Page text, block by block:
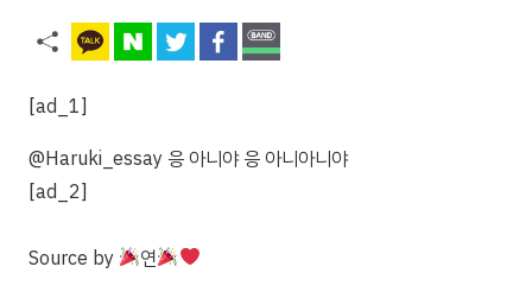
[ad_1]
@Haruki_essay 응 아니야 응 아니아니야
[ad_2]
Source by 연